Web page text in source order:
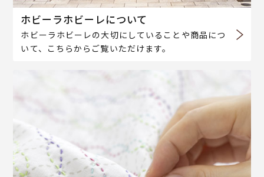
ホビーラホビーレについて
ホビーラホビーレの大切にしていることや商品につ
いて、こちらからご覧いただけます。